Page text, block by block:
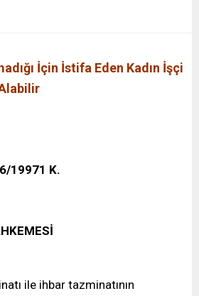
İçin İstifa Eden Kadın İşçi
19971 K.
ile ihbar tazminatının